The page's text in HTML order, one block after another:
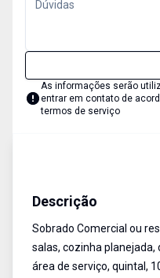
As informações serão
entrar em contato de
termos de serviço
Descrição
Sobrado Comercial ou
salas, cozinha planejada,
área de serviço, quintal,